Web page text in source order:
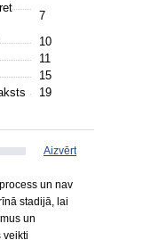
7
10
11
15
19
Aizvērt
un nav
stadijā, lai
un
veikti